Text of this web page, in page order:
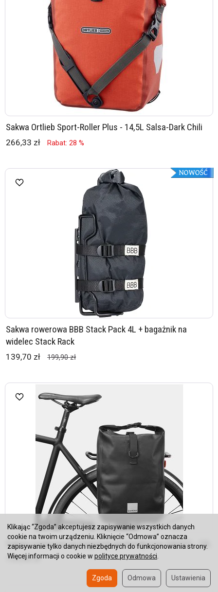
Sakwa Ortlieb Sport-Roller Plus - 14,5L Salsa-Dark Chili
266,33 zł Rabat: 28 %
Sakwa rowerowa BBB Stack Pack 4L + bagażnik na
widelec Stack Rack
139,70 zł 199,90 zł
Sakwa rowerowa na bagażnik wodoodporna SAHOO - 10L
159,90 zł
Klikając “Zgoda” akceptujesz zapisywanie wszystkich danych
cookie na twoim urządzeniu. Kliknięcie “Odmowa” oznacza
zapisywanie tylko danych niezbędnych do funkcjonowania strony.
Więcej informacji o cookie w polityce prywatności
Ustawienia
Odmowa
Zgoda